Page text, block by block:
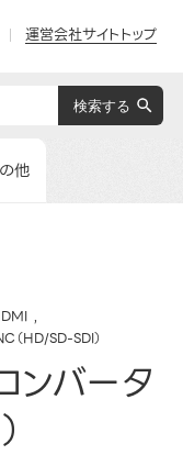
運営会社サイトトップ
他
（HD/SD-SDI）
ンバータ